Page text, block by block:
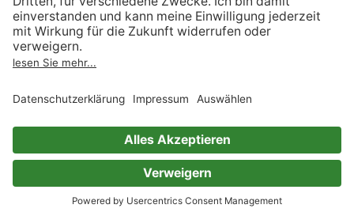
Act
Verträge hier kündigen
Impressum
Immer ein gutes Buch